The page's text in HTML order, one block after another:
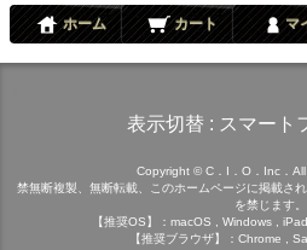
ホーム カート マ
表示切替 : スマート
Copyright © C．I．O．Inc．
禁無断複製、無断転載、このホームページに掲載さ
を禁じます。
【推奨OS】：macOS , Windows ,
【推奨ブラウザ】：Chrome ,